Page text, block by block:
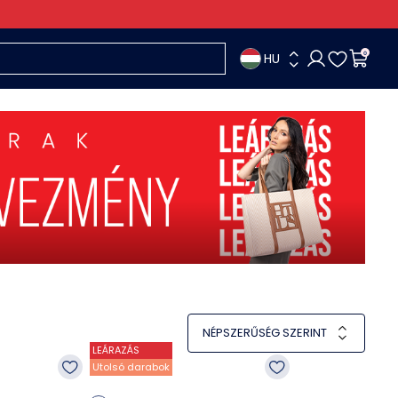
HU 0
NÉPSZERŰSÉG SZERINT
LEÁRAZÁS
Utolsó darabok